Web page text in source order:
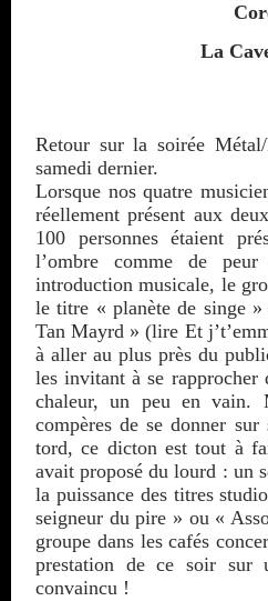
La
Retour sur la soirée
samedi dernier.
Lorsque nos quatre
réellement présent aux
100 personnes étaient
l’ombre comme de
introduction musicale, le
le titre « planète de singe
Tan Mayrd » (lire Et
à aller au plus près du
les invitant à se
chaleur, un peu en vain.
compères de se donner
tord, ce dicton est tout à
avait proposé du lourd : un
la puissance des titres
seigneur du pire » ou «
groupe dans les cafés
prestation de ce soir sur
convaincu !